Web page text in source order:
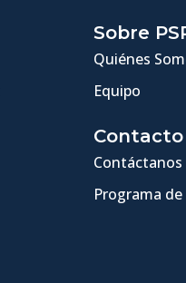
Sobre
Quiénes
Equipo
Contacto
Contáctanos
Programa